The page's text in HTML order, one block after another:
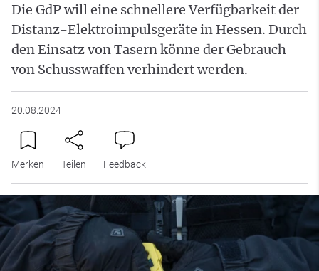
Die GdP will eine schnellere Verfügbarkeit der
Distanz-Elektroimpulsgeräte in Hessen. Durch
den Einsatz von Tasern könne der Gebrauch
von Schusswaffen verhindert werden.
20.08.2024
Merken Teilen Feedback